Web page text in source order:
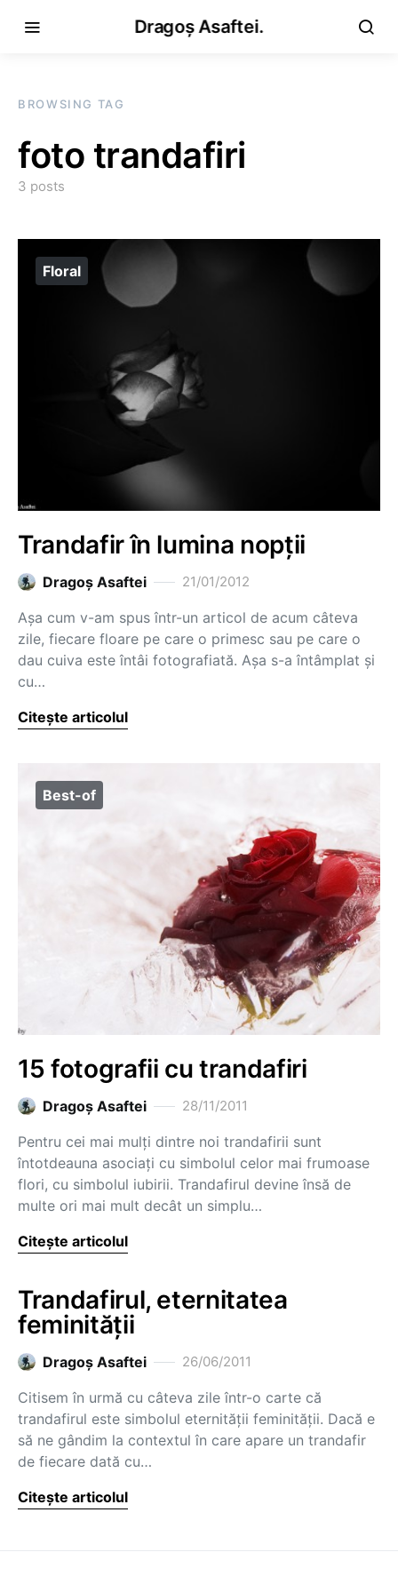
Dragoș Asaftei.
BROWSING TAG
foto trandafiri
3 posts
Floral
Trandafir în lumina nopții
Dragoş Asaftei 21/01/2012
Așa cum v-am spus într-un articol de acum câteva
zile, fiecare floare pe care o primesc sau pe care o
dau cuiva este întâi fotografiată. Așa s-a întâmplat și
cu…
Citește articolul
Best-of
15 fotografii cu trandafiri
Dragoş Asaftei 28/11/2011
Pentru cei mai mulți dintre noi trandafirii sunt
întotdeauna asociați cu simbolul celor mai frumoase
flori, cu simbolul iubirii. Trandafirul devine însă de
multe ori mai mult decât un simplu…
Citește articolul
Trandafirul, eternitatea
feminității
Dragoş Asaftei 26/06/2011
Citisem în urmă cu câteva zile într-o carte că
trandafirul este simbolul eternității feminității. Dacă e
să ne gândim la contextul în care apare un trandafir
de fiecare dată cu…
Citește articolul